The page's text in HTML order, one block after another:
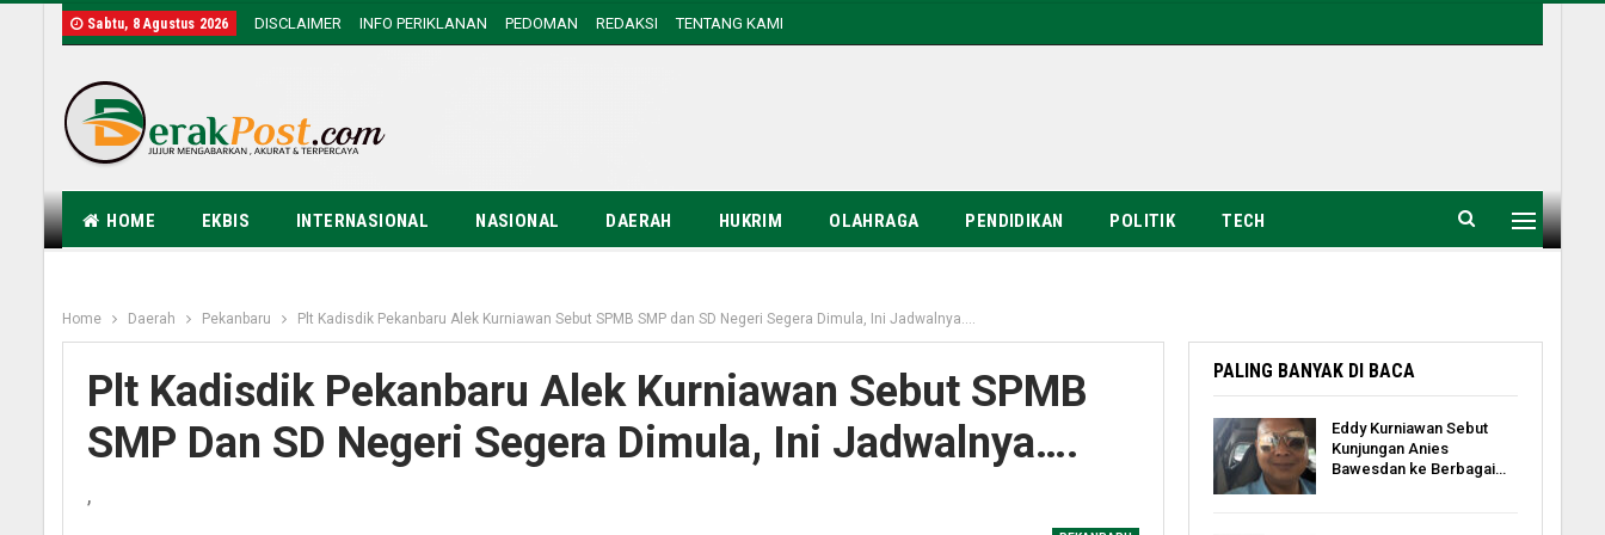
Sabtu, 8 Agustus 2026 DISCLAIMER INFO PERIKLANAN PEDOMAN REDAKSI TENTANG KAMI
HOME EKBIS INTERNASIONAL NASIONAL DAERAH HUKRIM OLAHRAGA PENDIDIKAN POLITIK TECH
Home Daerah Pekanbaru Plt Kadisdik Pekanbaru Alek Kurniawan Sebut SPMB SMP dan SD Negeri Segera Dimula, Ini Jadwalnya….
Plt Kadisdik Pekanbaru Alek Kurniawan Sebut SPMB
SMP Dan SD Negeri Segera Dimula, Ini Jadwalnya….
,
PALING BANYAK DI BACA
Eddy Kurniawan Sebut
Kunjungan Anies
Bawesdan ke Berbagai…